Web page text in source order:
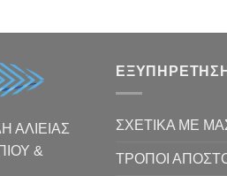
ΑΛΙΕΙΑΣ
&
ΣΧΕΤΙΚΑ ΜΕ
ΤΡΟΠΟΙ